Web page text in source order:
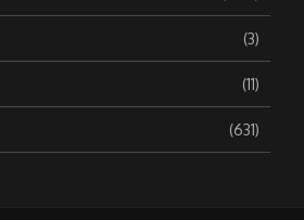
(3)
(11)
(631)